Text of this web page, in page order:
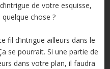
de votre esquisse,
chose ?
fil d’intrigue ailleurs dans le
se pourrait. Si une partie de
dans votre plan, il faudra